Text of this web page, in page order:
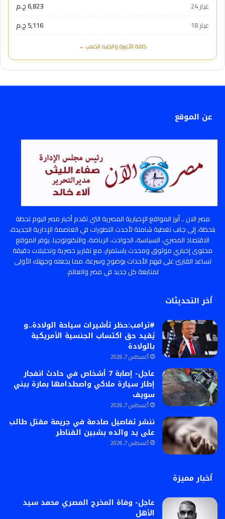
عيار 24
6,823 ج.م
عيار 18
5,116 ج.م
كافة الأعيرة والجنيه الذهب ←
عن الموقع
مصر الان .. أبرز المواقع الإخبارية المصرية التي تقدم أخبار مصر اليوم لحظة
بلحظة، إلى جانب تغطية شاملة لأحدث التطورات في العاصمة الإدارية الجديدة،
الاقتصاد المصري، السياسة، الحوادث، الرياضة، والتكنولوجيا. يوفر الموقع
محتوى إخباري موثوق ومحدث باستمرار، مع تقارير حصرية وتحليلات دقيقة
تساعد القارئ على فهم الأحداث بوضوح وسرعة، مما يجعله وجهتك الأولى
لمتابعة كل جديد في مصر والعالم.
أخر التحديثات
#ترامب:حظر تأشيرات سياحة الولادة..و
يُقيد حق اكتساب الجنسية الأمريكية
بالولادة
أغسطس 7, 2026
عاجل- إصابة 7 أشخاص في حادث انفجار
إطار سيارة ملاكي واصطدامها بمارة ببني
سويف
أغسطس 7, 2026
ننشر تفاصيل صادمة في جريمة مقتل طالب
على يد والده بشبين القناطر
أغسطس 7, 2026
أخبار مميزة
عاجل- وفاة المخرج المصري محمد سيد
الأهل